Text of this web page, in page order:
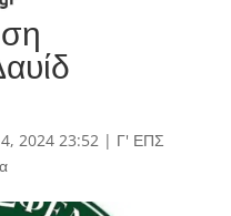
4, 2024 23:52| Γ' ΕΠΣ